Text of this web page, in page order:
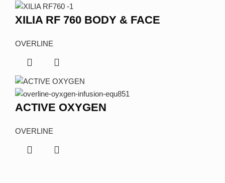
XILIA RF 760 BODY & FACE
OVERLINE
ACTIVE OXYGEN
OVERLINE